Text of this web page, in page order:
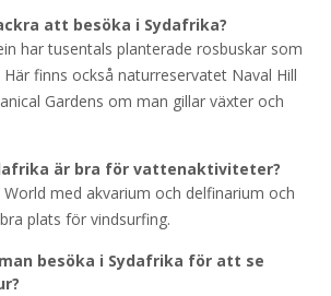
att besöka i Sydafrika?
har tusentals planterade rosbuskar som
Här finns också naturreservatet Naval Hill
Gardens om man gillar växter och
är bra för vattenaktiviteter?
World med akvarium och delfinarium och
plats för vindsurfing.
besöka i Sydafrika för att se